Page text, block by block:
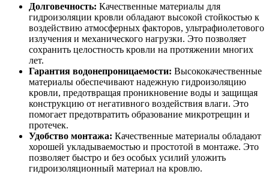
Долговечность: Качественные материалы для
гидроизоляции кровли обладают высокой стойкостью к
воздействию атмосферных факторов, ультрафиолетового
излучения и механического нагрузки. Это позволяет
сохранить целостность кровли на протяжении многих
лет.
Гарантия водонепроницаемости: Высококачественные
материалы обеспечивают надежную гидроизоляцию
кровли, предотвращая проникновение воды и защищая
конструкцию от негативного воздействия влаги. Это
помогает предотвратить образование микротрещин и
протечек.
Удобство монтажа: Качественные материалы обладают
хорошей укладываемостью и простотой в монтаже. Это
позволяет быстро и без особых усилий уложить
гидроизоляционный материал на кровлю.